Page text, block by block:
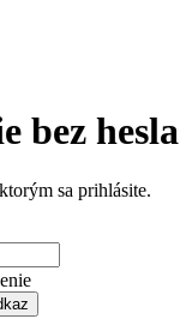
bez hesla
sa prihlásite.